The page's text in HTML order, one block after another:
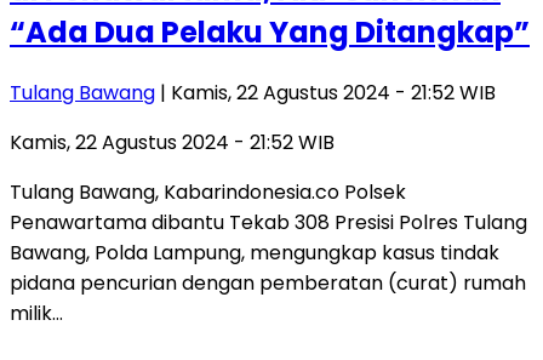
“Ada Dua Pelaku Yang Ditangkap”
Tulang Bawang | Kamis, 22 Agustus 2024 - 21:52 WIB
Kamis, 22 Agustus 2024 - 21:52 WIB
Tulang Bawang, Kabarindonesia.co Polsek
Penawartama dibantu Tekab 308 Presisi Polres Tulang
Bawang, Polda Lampung, mengungkap kasus tindak
pidana pencurian dengan pemberatan (curat) rumah
milik…